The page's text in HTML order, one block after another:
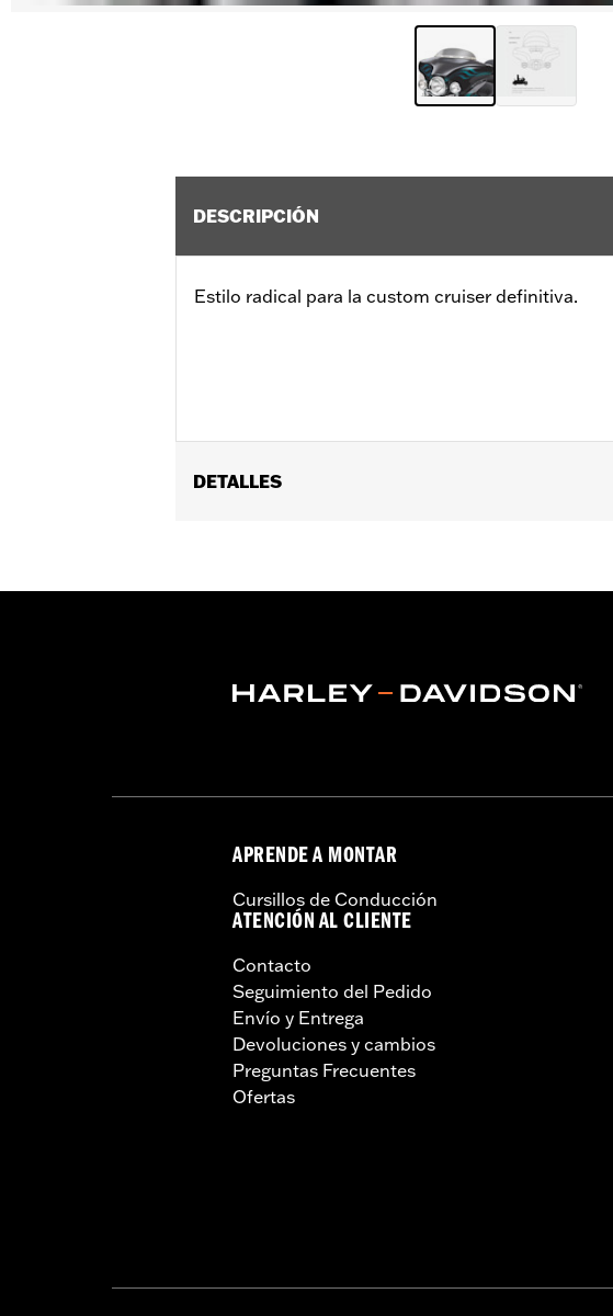
DESCRIPCIÓN
Estilo radical para la custom cruiser definitiva.
DETALLES
Material:Fabricado en policarbonato endurecido
Altura total del parabrisas:4.0
APRENDE A MONTAR
Cursillos de Conducción
ATENCIÓN AL CLIENTE
Contacto
Seguimiento del Pedido
Envío y Entrega
Devoluciones y cambios
Preguntas Frecuentes
Ofertas